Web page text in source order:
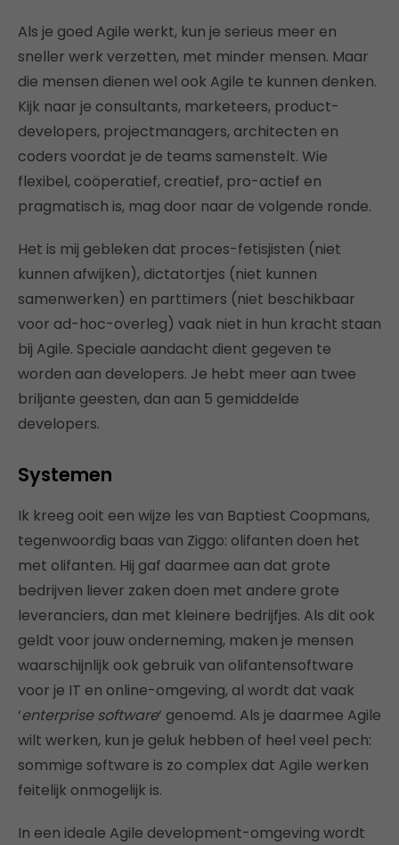
Als je goed Agile werkt, kun je serieus meer en
sneller werk verzetten, met minder mensen. Maar
die mensen dienen wel ook Agile te kunnen denken.
Kijk naar je consultants, marketeers, product-
developers, projectmanagers, architecten en
coders voordat je de teams samenstelt. Wie
flexibel, coöperatief, creatief, pro-actief en
pragmatisch is, mag door naar de volgende ronde.
Het is mij gebleken dat proces-fetisjisten (niet
kunnen afwijken), dictatortjes (niet kunnen
samenwerken) en parttimers (niet beschikbaar
voor ad-hoc-overleg) vaak niet in hun kracht staan
bij Agile. Speciale aandacht dient gegeven te
worden aan developers. Je hebt meer aan twee
briljante geesten, dan aan 5 gemiddelde
developers.
Systemen
Ik kreeg ooit een wijze les van Baptiest Coopmans,
tegenwoordig baas van Ziggo: olifanten doen het
met olifanten. Hij gaf daarmee aan dat grote
bedrijven liever zaken doen met andere grote
leveranciers, dan met kleinere bedrijfjes. Als dit ook
geldt voor jouw onderneming, maken je mensen
waarschijnlijk ook gebruik van olifantensoftware
voor je IT en online-omgeving, al wordt dat vaak
‘enterprise software‘ genoemd. Als je daarmee Agile
wilt werken, kun je geluk hebben of heel veel pech:
sommige software is zo complex dat Agile werken
feitelijk onmogelijk is.
In een ideale Agile development-omgeving wordt